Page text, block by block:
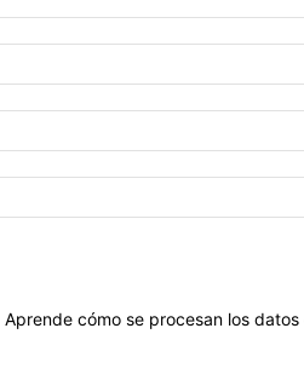
Aprende cómo se procesan los